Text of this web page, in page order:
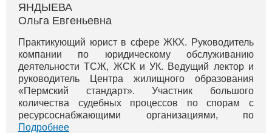
ЯНДЫЕВА
Ольга Евгеньевна
Практикующий юрист в сфере ЖКХ. Руководитель
компании по юридическому обслуживанию
деятельности ТСЖ, ЖСК и УК. Ведущий лектор и
руководитель Центра жилищного образования
«Пермский стандарт». Участник большого
количества судебных процессов по спорам с
ресурсоснабжающими организациями, по
оспариванию монопольного сговора тепловиков в
Подробнее